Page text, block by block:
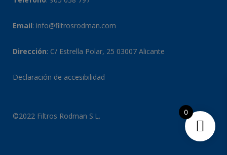
Email: info@filtrosrodman.com
Dirección: C/ Estrella Polar, 25 03007 Alicante
Declaración de accesibilidad
©2022 Filtros Rodman S.L. 0